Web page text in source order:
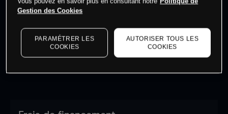
Les prix sont indicatifs.Connectez-vous pour voir les
dernières données du marché.
Gestion des Cookies
PARAMÉTRER LES
COOKIES
AUTORISER TOUS LES
COOKIES